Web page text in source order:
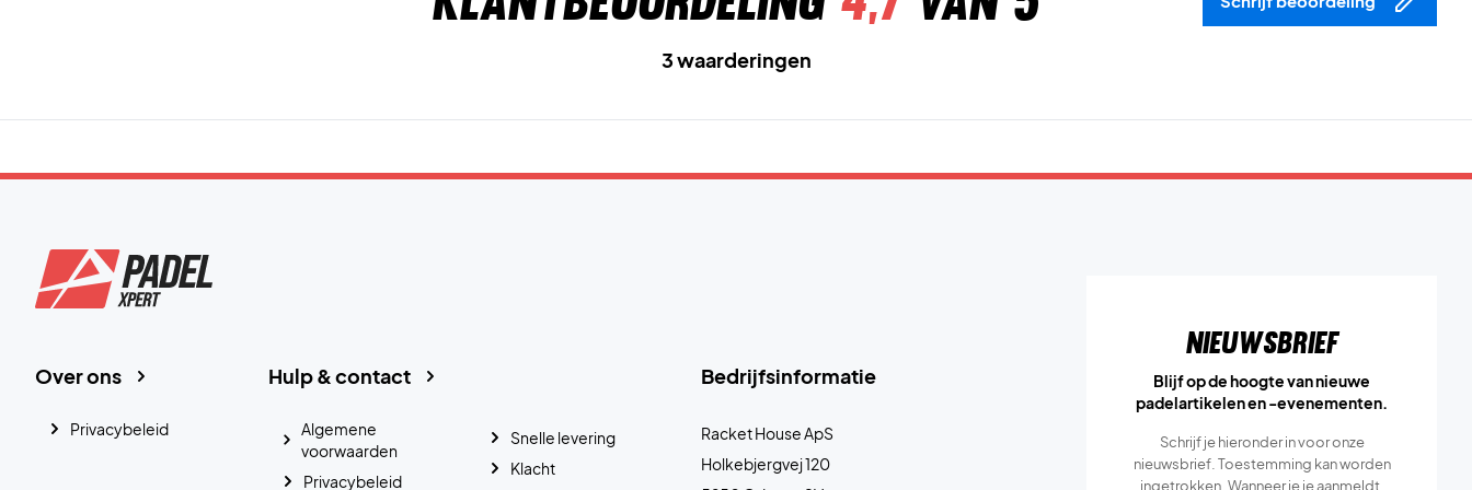
3 waarderingen
Bedrijfsinformatie
Racket House ApS
Holkebjergvej 120
Hulp & contact
Algemene
voorwaarden
Privacybeleid
Snelle levering
Klacht
Over ons
Privacybeleid
Nieuwsbrief
Blijf op de hoogte van nieuwe
padelartikelen en -evenementen.
Schrijf je hieronder in voor onze
nieuwsbrief. Toestemming kan worden
ingetrokken. Wanneer je je aanmeldt,